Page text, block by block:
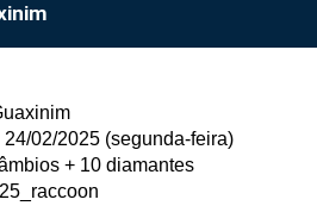
24/02/2025 (segunda-feira)
+ 10 diamantes